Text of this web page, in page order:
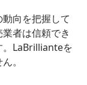
向を把握して
者は信頼でき
。LaBrillianteを
。